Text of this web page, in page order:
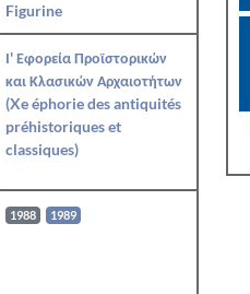
Figurine
Ι' Εφορεία Προϊστορικών
και Κλασικών Αρχαιοτήτων
(Xe éphorie des antiquités
préhistoriques et
classiques)
1988 1989